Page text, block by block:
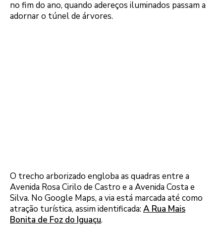
no fim do ano, quando adereços iluminados passam a
adornar o túnel de árvores.
O trecho arborizado engloba as quadras entre a
Avenida Rosa Cirilo de Castro e a Avenida Costa e
Silva. No Google Maps, a via está marcada até como
atração turística, assim identificada:A Rua Mais
Bonita de Foz do Iguaçu.